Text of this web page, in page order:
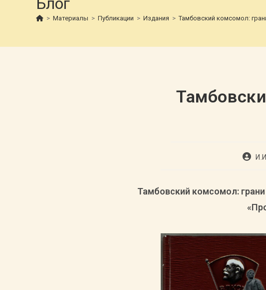
> Материалы > Публикации > Издания > Тамбовский комсомол:
Автор
Тамбовский комсомол: